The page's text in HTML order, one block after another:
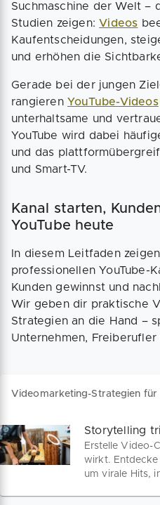
Suchmaschine der Welt –
Studien zeigen:Videos
Kaufentscheidungen,
und erhöhen die
Gerade bei der jungen
rangieren YouTube-Videos
unterhaltsame und
YouTube wird dabei
und das
und Smart-TV.
Kanal starten,
YouTube heute
In diesem Leitfaden
professionellen YouTube-
Kunden gewinnst und
Wir geben dir praktische
Strategien an die Hand –
Unternehmen,
Videomarketing-Strategien für
Erstelle Video-
wirkt. Entdecke
um virale Hits,